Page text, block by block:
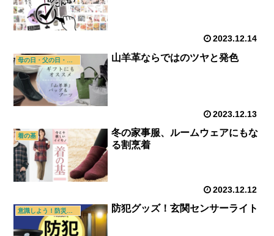
2023.12.14
山羊革ならではのツヤと発色
2023.12.13
着の基
冬の家事服、ルームウェアにもな
る割烹着
2023.12.12
意識しよう！防災・防犯 防犯グッズ！玄関センサーライト